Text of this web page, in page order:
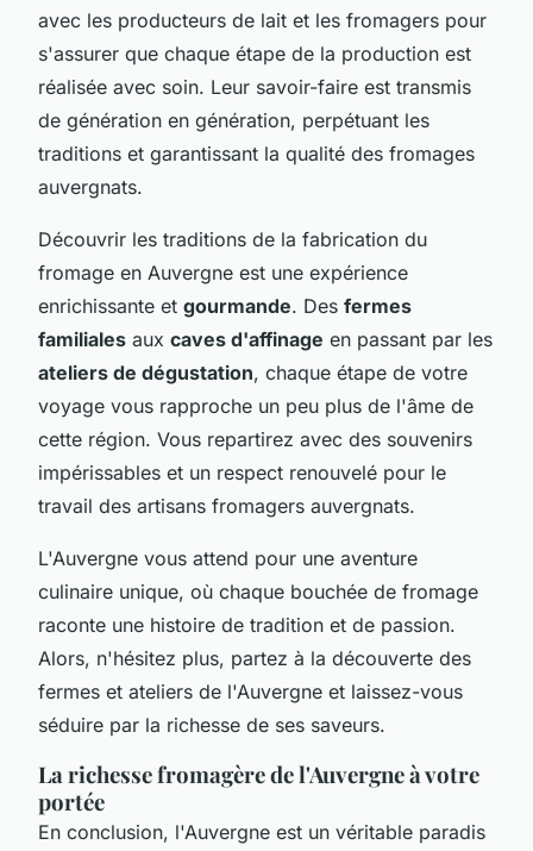
avec les producteurs de lait et les fromagers pour
s'assurer que chaque étape de la production est
réalisée avec soin. Leur savoir-faire est transmis
de génération en génération, perpétuant les
traditions et garantissant la qualité des fromages
auvergnats.
Découvrir les traditions de la fabrication du
fromage en Auvergne est une expérience
enrichissante et gourmande. Des fermes
familiales aux caves d'affinage en passant par les
ateliers de dégustation, chaque étape de votre
voyage vous rapproche un peu plus de l'âme de
cette région. Vous repartirez avec des souvenirs
impérissables et un respect renouvelé pour le
travail des artisans fromagers auvergnats.
L'Auvergne vous attend pour une aventure
culinaire unique, où chaque bouchée de fromage
raconte une histoire de tradition et de passion.
Alors, n'hésitez plus, partez à la découverte des
fermes et ateliers de l'Auvergne et laissez-vous
séduire par la richesse de ses saveurs.
La richesse fromagère de l'Auvergne à votre
portée
En conclusion, l'Auvergne est un véritable paradis